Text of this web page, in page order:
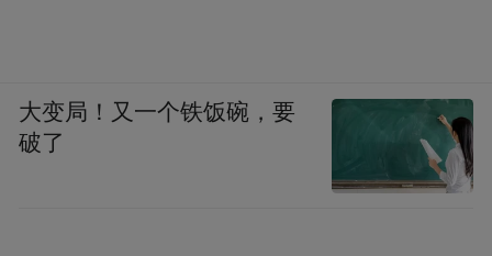
大变局！又一个铁饭碗，要
破了